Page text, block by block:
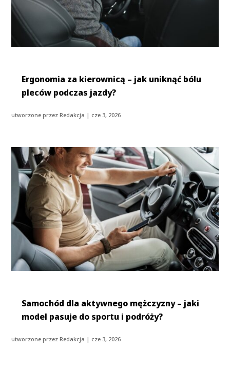
Ergonomia za kierownicą – jak uniknąć bólu
pleców podczas jazdy?
utworzone przezRedakcja | cze 3, 2026
Samochód dla aktywnego mężczyzny – jaki
model pasuje do sportu i podróży?
utworzone przezRedakcja | cze 3, 2026